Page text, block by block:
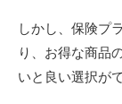
しかし、保険プ
り、お得な商品
いと良い選択が